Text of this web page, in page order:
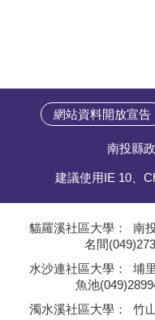
網站資料開放宣告
南投縣
建議使用IE 10、
貓羅溪社區大學： 南
名間
水沙連社區大學： 埔
魚池
濁水溪社區大學： 竹